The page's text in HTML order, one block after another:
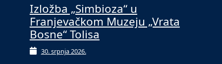
Izložba „Simbioza“ u
Franjevačkom Muzeju „Vrata
Bosne“ Tolisa
30. srpnja 2026.